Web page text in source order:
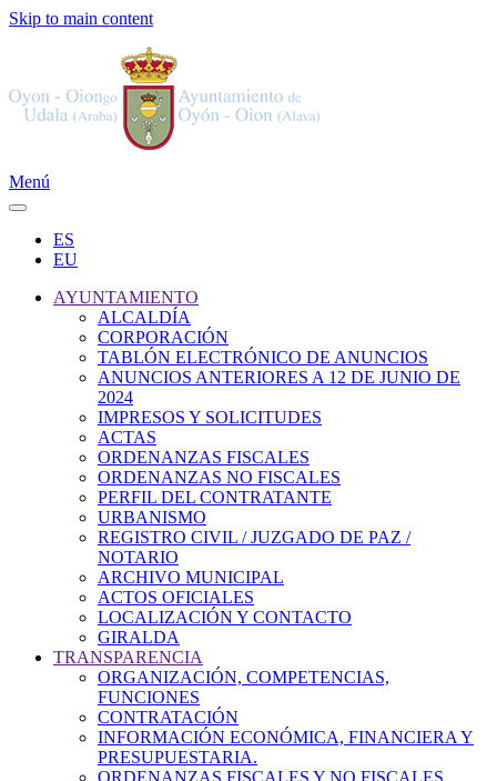
Skip to main content
Menú
ES
EU
AYUNTAMIENTO
ALCALDÍA
CORPORACIÓN
TABLÓN ELECTRÓNICO DE ANUNCIOS
ANUNCIOS ANTERIORES A 12 DE JUNIO DE
2024
IMPRESOS Y SOLICITUDES
ACTAS
ORDENANZAS FISCALES
ORDENANZAS NO FISCALES
PERFIL DEL CONTRATANTE
URBANISMO
REGISTRO CIVIL / JUZGADO DE PAZ /
NOTARIO
ARCHIVO MUNICIPAL
ACTOS OFICIALES
LOCALIZACIÓN Y CONTACTO
GIRALDA
TRANSPARENCIA
ORGANIZACIÓN, COMPETENCIAS,
FUNCIONES
CONTRATACIÓN
INFORMACIÓN ECONÓMICA, FINANCIERA Y
PRESUPUESTARIA.
ORDENANZAS FISCALES Y NO FISCALES